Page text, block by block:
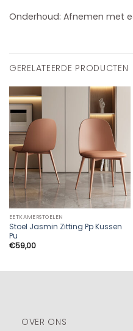
Onderhoud: Afnemen met
GERELATEERDE PRODUCTEN
EETKAMERSTOELEN
Stoel Jasmin Zitting Pp Kussen
Pu
€59,00
OVER ONS